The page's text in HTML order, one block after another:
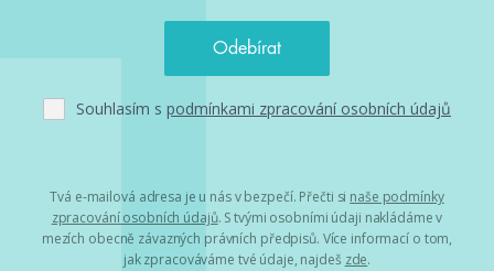
Souhlasím s podmínkami zpracování osobních údajů
Tvá e-mailová adresa je u nás v bezpečí. Přečti si naše podmínky
zpracování osobních údajů. S tvými osobními údaji nakládáme v
mezích obecně závazných právních předpisů. Více informací o tom,
jak zpracováváme tvé údaje, najdeš zde.